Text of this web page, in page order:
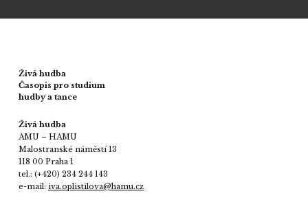
Živá hudba
Časopis pro studium
hudby a tance
Živá hudba
AMU – HAMU
Malostranské náměstí 13
118 00 Praha 1
tel.: (+420) 234 244 143
e-mail: iva.oplistilova@hamu.cz